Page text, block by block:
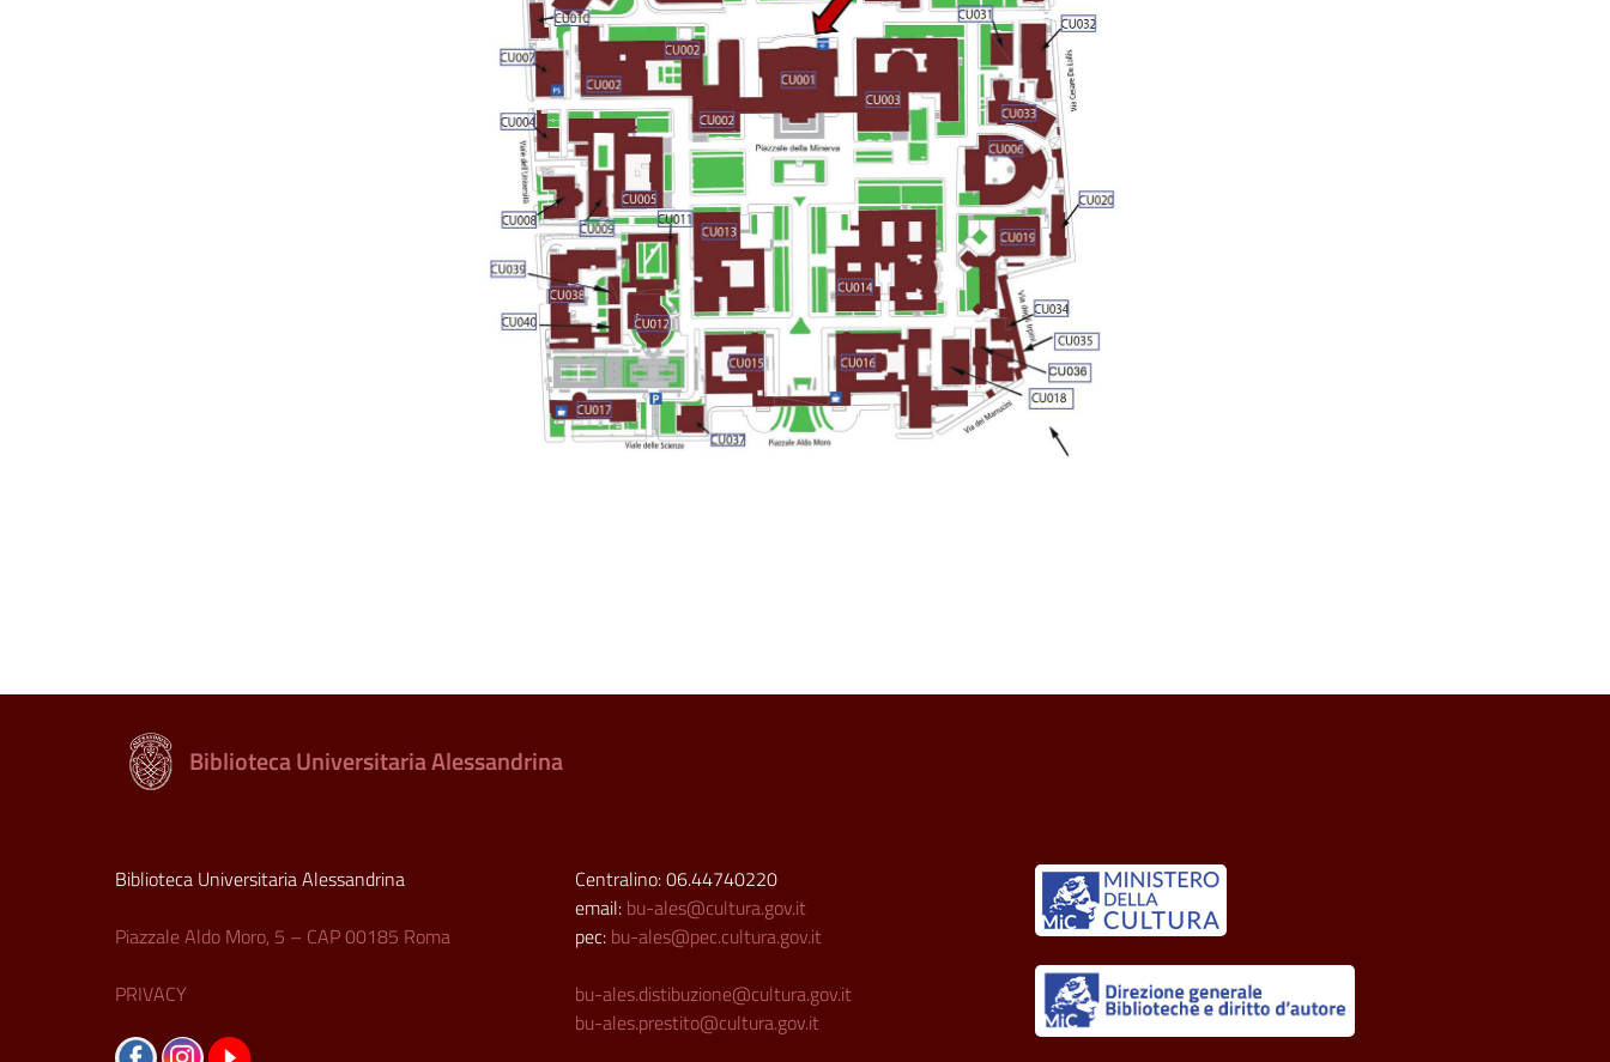
Biblioteca Universitaria Alessandrina
Biblioteca Universitaria Alessandrina
Piazzale Aldo Moro, 5 – CAP 00185 Roma
PRIVACY
Centralino: 06.44740220
email: bu-ales@cultura.gov.it
pec: bu-ales@pec.cultura.gov.it
bu-ales.distibuzione@cultura.gov.it
bu-ales.prestito@cultura.gov.it